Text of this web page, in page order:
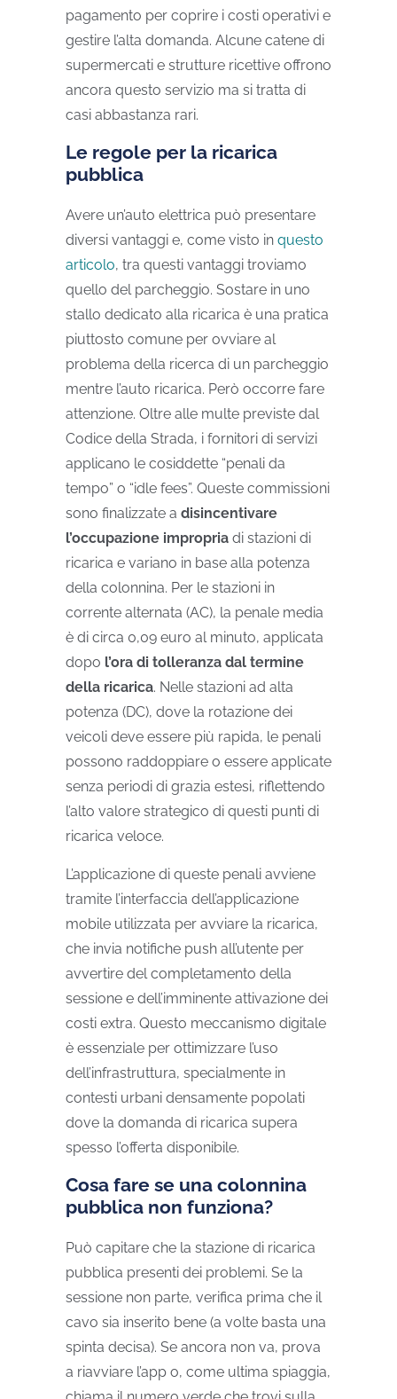
pagamento per coprire i costi operativi e
gestire l’alta domanda. Alcune catene di
supermercati e strutture ricettive offrono
ancora questo servizio ma si tratta di
casi abbastanza rari.
Le regole per la ricarica
pubblica
Avere un’auto elettrica può presentare
diversi vantaggi e, come visto in questo
articolo, tra questi vantaggi troviamo
quello del parcheggio. Sostare in uno
stallo dedicato alla ricarica è una pratica
piuttosto comune per ovviare al
problema della ricerca di un parcheggio
mentre l’auto ricarica. Però occorre fare
attenzione. Oltre alle multe previste dal
Codice della Strada, i fornitori di servizi
applicano le cosiddette “penali da
tempo” o “idle fees”. Queste commissioni
sono finalizzate a disincentivare
l’occupazione impropria di stazioni di
ricarica e variano in base alla potenza
della colonnina. Per le stazioni in
corrente alternata (AC), la penale media
è di circa 0,09 euro al minuto, applicata
dopo l’ora di tolleranza dal termine
della ricarica. Nelle stazioni ad alta
potenza (DC), dove la rotazione dei
veicoli deve essere più rapida, le penali
possono raddoppiare o essere applicate
senza periodi di grazia estesi, riflettendo
l’alto valore strategico di questi punti di
ricarica veloce.
L’applicazione di queste penali avviene
tramite l’interfaccia dell’applicazione
mobile utilizzata per avviare la ricarica,
che invia notifiche push all’utente per
avvertire del completamento della
sessione e dell’imminente attivazione dei
costi extra. Questo meccanismo digitale
è essenziale per ottimizzare l’uso
dell’infrastruttura, specialmente in
contesti urbani densamente popolati
dove la domanda di ricarica supera
spesso l’offerta disponibile.
Cosa fare se una colonnina
pubblica non funziona?
Può capitare che la stazione di ricarica
pubblica presenti dei problemi. Se la
sessione non parte, verifica prima che il
cavo sia inserito bene (a volte basta una
spinta decisa). Se ancora non va, prova
a riavviare l’app o, come ultima spiaggia,